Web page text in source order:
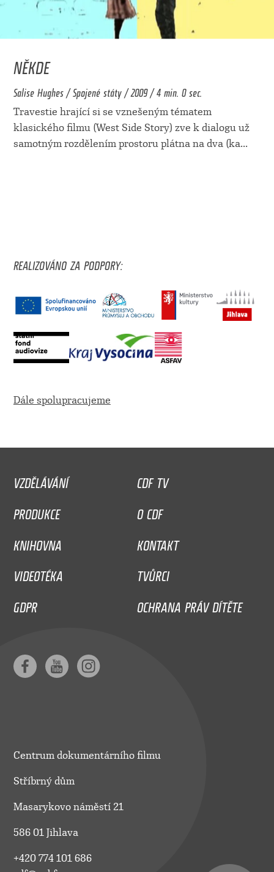
NĚKDE
Salise Hughes / Spojené státy / 2009 / 4 min. 0 sec.
Travestie hrající si se vznešeným tématem
klasického filmu (West Side Story) zve k dialogu už
samotným rozdělením prostoru plátna na dva (ka...
REALIZOVÁNO ZA PODPORY:
Dále spolupracujeme
VZDĚLÁVÁNÍ
CDF TV
PRODUKCE
O CDF
KNIHOVNA
KONTAKT
VIDEOTÉKA
TVŮRCI
GDPR
OCHRANA PRÁV DÍTĚTE
Centrum dokumentárního filmu
Stříbrný dům
Masarykovo náměstí 21
586 01 Jihlava
+420 774 101 686